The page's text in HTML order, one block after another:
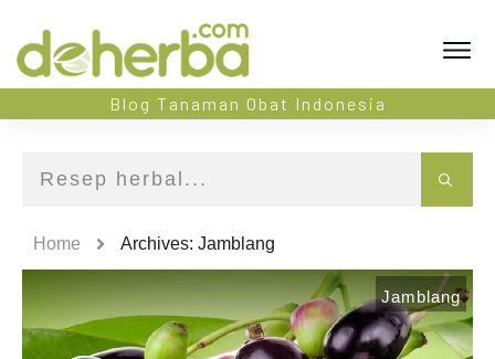
Blog Tanaman Obat Indonesia
Home Archives: Jamblang
Jamblang